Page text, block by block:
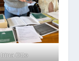
Irina Otto